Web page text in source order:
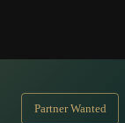
Partner Wanted